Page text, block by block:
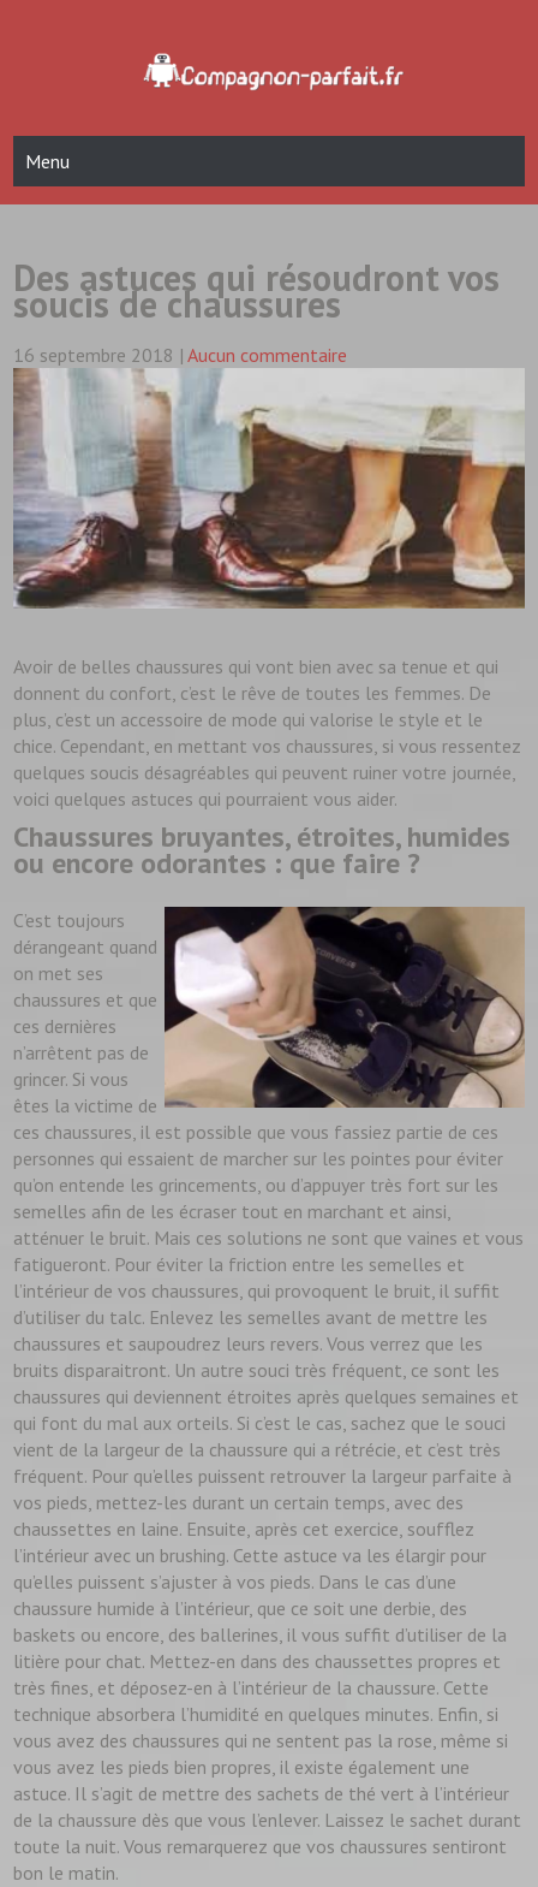
Compagnon Parfait
Menu
Des astuces qui résoudront vos
soucis de chaussures
16 septembre 2018 |Aucun commentaire
Avoir de belles chaussures qui vont bien avec sa tenue et qui
donnent du confort, c’est le rêve de toutes les femmes. De
plus, c’est un accessoire de mode qui valorise le style et le
chice. Cependant, en mettant vos chaussures, si vous ressentez
quelques soucis désagréables qui peuvent ruiner votre journée,
voici quelques astuces qui pourraient vous aider.
Chaussures bruyantes, étroites, humides
ou encore odorantes : que faire ?
C’est toujours
dérangeant quand
on met ses
chaussures et que
ces dernières
n’arrêtent pas de
grincer. Si vous
êtes la victime de
ces chaussures, il est possible que vous fassiez partie de ces
personnes qui essaient de marcher sur les pointes pour éviter
qu’on entende les grincements, ou d’appuyer très fort sur les
semelles afin de les écraser tout en marchant et ainsi,
atténuer le bruit. Mais ces solutions ne sont que vaines et vous
fatigueront. Pour éviter la friction entre les semelles et
l’intérieur de vos chaussures, qui provoquent le bruit, il suffit
d’utiliser du talc. Enlevez les semelles avant de mettre les
chaussures et saupoudrez leurs revers. Vous verrez que les
bruits disparaitront. Un autre souci très fréquent, ce sont les
chaussures qui deviennent étroites après quelques semaines et
qui font du mal aux orteils. Si c’est le cas, sachez que le souci
vient de la largeur de la chaussure qui a rétrécie, et c’est très
fréquent. Pour qu’elles puissent retrouver la largeur parfaite à
vos pieds, mettez-les durant un certain temps, avec des
chaussettes en laine. Ensuite, après cet exercice, soufflez
l’intérieur avec un brushing. Cette astuce va les élargir pour
qu’elles puissent s’ajuster à vos pieds. Dans le cas d’une
chaussure humide à l’intérieur, que ce soit une derbie, des
baskets ou encore, des ballerines, il vous suffit d’utiliser de la
litière pour chat. Mettez-en dans des chaussettes propres et
très fines, et déposez-en à l’intérieur de la chaussure. Cette
technique absorbera l’humidité en quelques minutes. Enfin, si
vous avez des chaussures qui ne sentent pas la rose, même si
vous avez les pieds bien propres, il existe également une
astuce. Il s’agit de mettre des sachets de thé vert à l’intérieur
de la chaussure dès que vous l’enlever. Laissez le sachet durant
toute la nuit. Vous remarquerez que vos chaussures sentiront
bon le matin.